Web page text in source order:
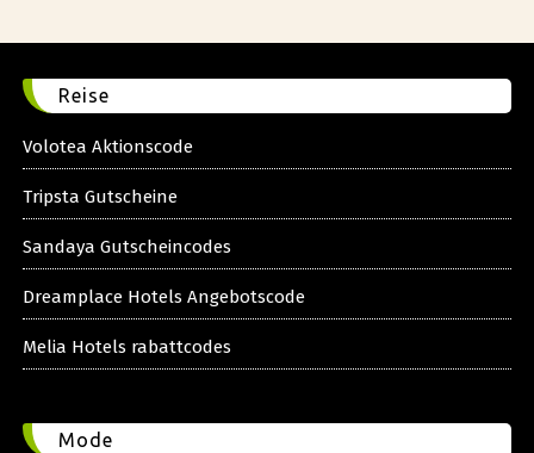
Reise
Volotea Aktionscode
Tripsta Gutscheine
Sandaya Gutscheincodes
Dreamplace Hotels Angebotscode
Melia Hotels rabattcodes
Mode